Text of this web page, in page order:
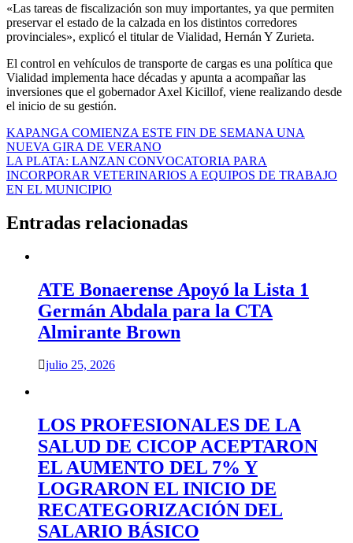
«Las tareas de fiscalización son muy importantes, ya que permiten
preservar el estado de la calzada en los distintos corredores
provinciales», explicó el titular de Vialidad, Hernán Y Zurieta.
El control en vehículos de transporte de cargas es una política que
Vialidad implementa hace décadas y apunta a acompañar las
inversiones que el gobernador Axel Kicillof, viene realizando desde
el inicio de su gestión.
Navegación
de
entradas
KAPANGA COMIENZA ESTE FIN DE SEMANA UNA
NUEVA GIRA DE VERANO
LA PLATA: LANZAN CONVOCATORIA PARA
INCORPORAR VETERINARIOS A EQUIPOS DE TRABAJO
EN EL MUNICIPIO
Entradas relacionadas
ATE Bonaerense Apoyó la Lista 1
Germán Abdala para la CTA
Almirante Brown
julio 25, 2026
LOS PROFESIONALES DE LA
SALUD DE CICOP ACEPTARON
EL AUMENTO DEL 7% Y
LOGRARON EL INICIO DE
RECATEGORIZACIÓN DEL
SALARIO BÁSICO